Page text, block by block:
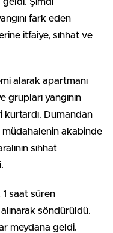
fark eden
itfaiye, sıhhat ve
alarak apartmanı
yangının
kurtardı. Dumandan
akabinde
sıhhat
1 saat süren
söndürüldü.
meydana geldi.